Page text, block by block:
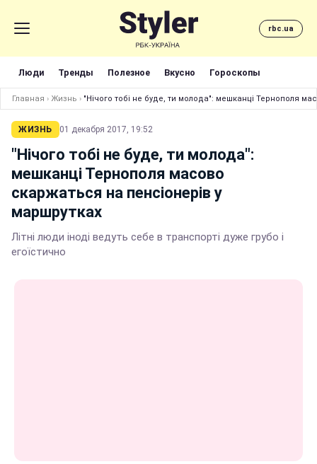
rbc.ua
Люди Тренды Полезное Вкусно Гороскопы
Главная › Жизнь › "Нічого тобі не буде, ти молода": мешканці Тернополя
ЖИЗНЬ 01 декабря 2017, 19:52
"Нічого тобі не буде, ти молода":
мешканці Тернополя масово
скаржаться на пенсіонерів у
маршрутках
Літні люди іноді ведуть себе в транспорті дуже грубо і
егоїстично